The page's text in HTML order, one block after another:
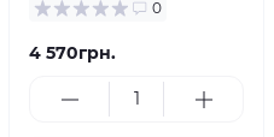
0
4 570грн.